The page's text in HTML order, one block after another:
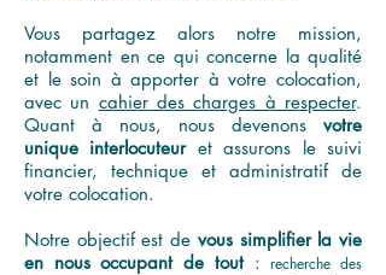
Vous partagez alors notre mission,
notamment en ce qui concerne la qualité
et le soin à apporter à votre colocation,
avec un cahier des charges à respecter.
Quant à nous, nous devenons votre
unique interlocuteuret assurons le suivi
financier, technique et administratif de
votre colocation.
Notre objectif est de vous simplifier la vie
en nous occupant de tout:recherche des